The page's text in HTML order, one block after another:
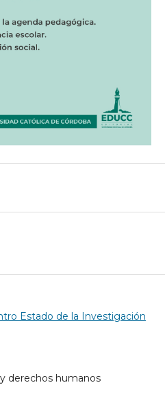
Estado de la Investigación
derechos humanos